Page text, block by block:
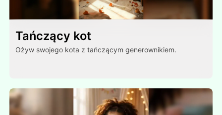
Tańczący kot
Ożyw swojego kota z tańczącym generownikiem.